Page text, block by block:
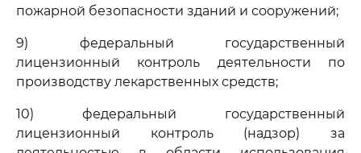
пожарной безопасности зданий и сооружений;
9) федеральный государственный
лицензионный контроль деятельности по
производству лекарственных средств;
10) федеральный государственный
лицензионный контроль (надзор) за